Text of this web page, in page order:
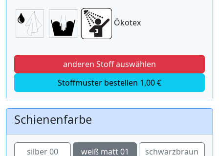
Ökotex
anderen Stoff auswählen
Stoffmuster bestellen 1,00 €
Schienenfarbe
silber 00 weiß matt 01 schwarzbraun